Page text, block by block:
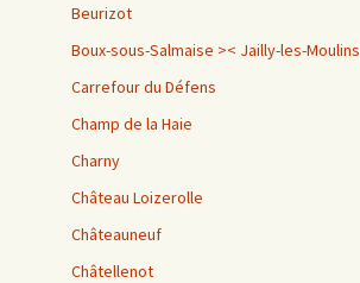
Beurizot
Boux-sous-Salmaise >< Jailly-les-Moulins
Carrefour du Défens
Champ de la Haie
Charny
Château Loizerolle
Châteauneuf
Châtellenot